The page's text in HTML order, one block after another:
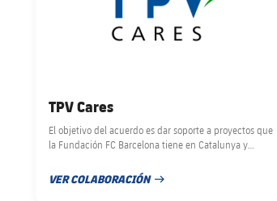
TPV Cares
El objetivo del acuerdo es dar soporte a proyectos que
la Fundación FC Barcelona tiene en Catalunya y
salud, bienestar y educación.
VER COLABORACIÓN
FECHA DE PUBLICACIÓN